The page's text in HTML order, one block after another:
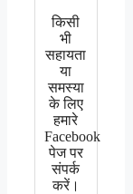
किसी
भी
सहायता
या
समस्या
के लिए
हमारे
Facebook
पेज पर
संपर्क
करें।